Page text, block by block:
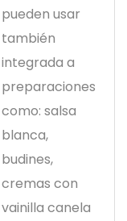
pueden usar
también
integrada a
preparaciones
como: salsa
blanca,
budines,
cremas con
vainilla canela